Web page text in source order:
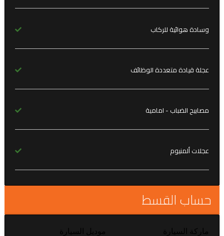
وسادة هوائية للركاب
عجلة قيادة متعددة الوظائف
مصابيح الضباب - امامية
عجلات ألمنيوم
حساب القسط
ماركة السيارة موديل السيارة